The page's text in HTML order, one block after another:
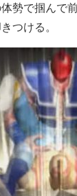
勢で掴んで
つける。